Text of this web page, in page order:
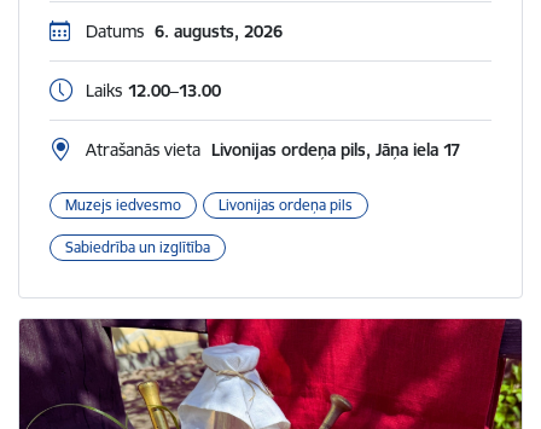
Datums 6. augusts, 2026
Laiks 12.00–13.00
Atrašanās vieta Livonijas ordeņa pils, Jāņa iela 17
Muzejs iedvesmo Livonijas ordeņa pils
Sabiedrība un izglītība